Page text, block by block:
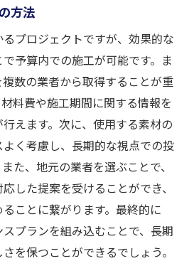
方法
プロジェクトですが、効果的な
予算内での施工が可能です。ま
数の業者から取得することが重
料費や施工期間に関する情報を
えます。次に、使用する素材の
く考慮し、長期的な視点での投
た、地元の業者を選ぶことで、
した提案を受けることができ、
ことに繋がります。最終的に
プランを組み込むことで、長期
を保つことができるでしょう。